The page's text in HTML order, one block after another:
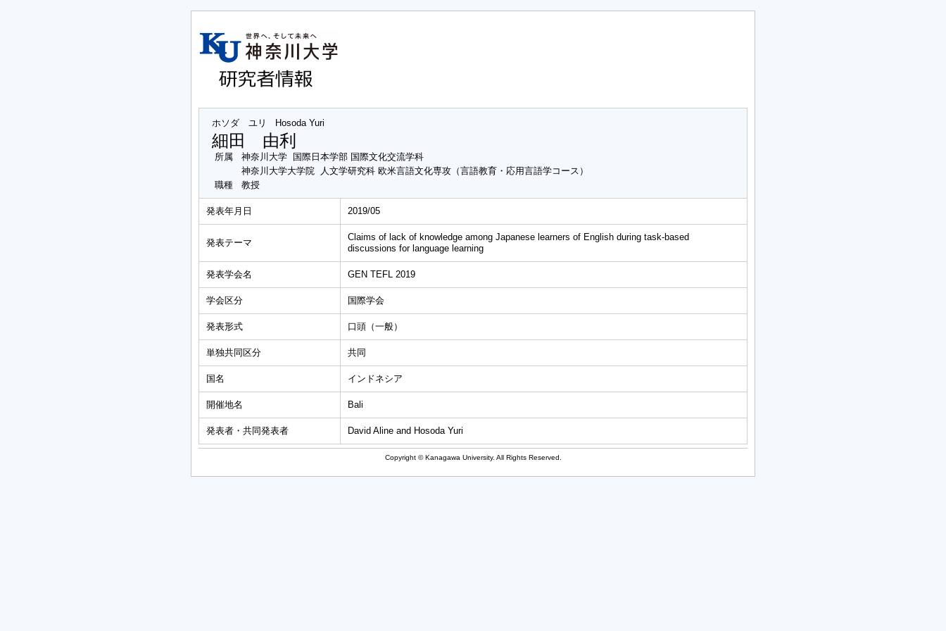
ホソダ ユリ Hosoda Yuri
細田 由利
所属
神奈川大学 国際日本学部 国際文化交流学科
神奈川大学大学院 人文学研究科 欧米言語文化専攻（言語教育・応用言語学コース）
職種
教授
発表年月日 2019/05
発表テーマ
Claims of lack of knowledge among Japanese learners of English during task-based
discussions for language learning
発表学会名 GEN TEFL 2019
学会区分 国際学会
発表形式 口頭（一般）
単独共同区分 共同
国名 インドネシア
開催地名 Bali
発表者・共同発表者 David Aline and Hosoda Yuri
Copyright © Kanagawa University. All Rights Reserved.